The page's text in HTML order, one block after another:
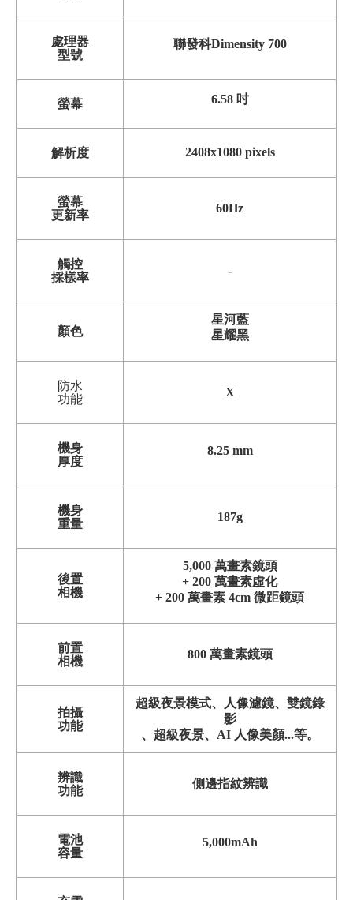
處理器
型號
聯發科Dimensity 700
螢幕 6.58 吋
解析度 2408x1080 pixels
螢幕
更新率
60Hz
觸控
採樣率
-
顏色
星河藍
星耀黑
防水
功能
X
機身
厚度
8.25 mm
機身
重量
187g
後置
相機
5,000 萬畫素鏡頭
+ 200 萬畫素虛化
+ 200 萬畫素 4cm 微距鏡頭
前置
相機
800 萬畫素鏡頭
拍攝
功能
超級夜景模式、人像濾鏡、雙鏡錄
影
、超級夜景、AI 人像美顏...等。
辨識
功能
側邊指紋辨識
電池
容量
5,000mAh